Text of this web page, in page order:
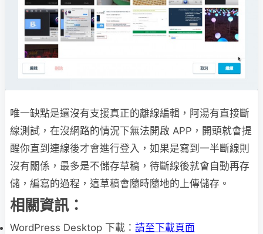
唯一缺點是還沒有支援真正的離線編輯，阿湯有直接斷
線測試，在沒網路的情況下無法開啟 APP，開頭就會提
醒你直到連線後才會進行登入，如果是寫到一半斷線則
沒有關係，最多是不儲存草稿，待斷線後就會自動再存
儲，編寫的過程，這草稿會隨時隨地的上傳儲存。
相關資訊：
WordPress Desktop 下載： 請至下載頁面